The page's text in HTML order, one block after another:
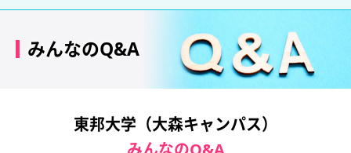
みんなのQ&A
東邦大学（大森キャンパス）